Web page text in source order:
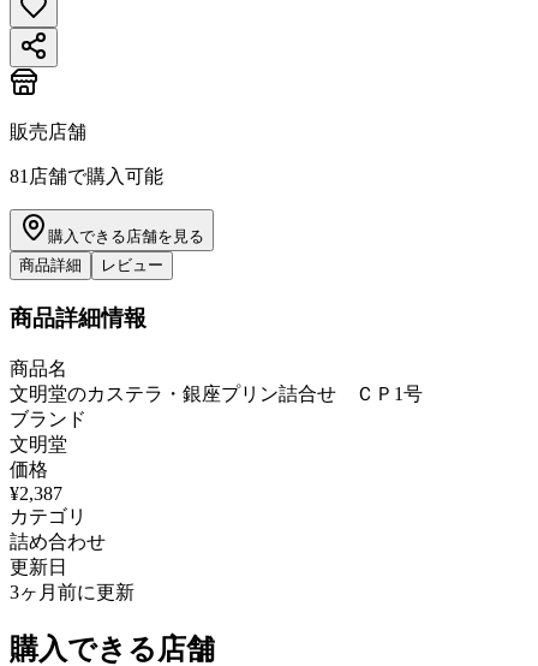
販売店舗
81 店舗で購入可能
購入できる店舗を見る
商品詳細
レビュー
商品詳細情報
商品名
文明堂のカステラ・銀座プリン詰合せ ＣＰ1号
ブランド
文明堂
価格
¥2,387
カテゴリ
詰め合わせ
更新日
3ヶ月前に更新
購入できる店舗